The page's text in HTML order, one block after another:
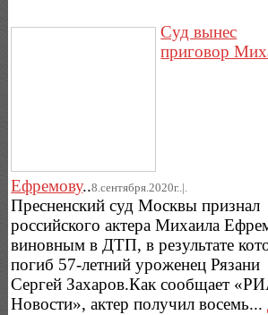
Суд вынес
приговор
Ефремову..8.сентября.2020г..|.
Пресненский суд Москвы признал
российского актера Михаила
виновным в ДТП, в результате
погиб 57-летний уроженец Рязани
Сергей Захаров.Как сообщает
Новости», актер получил восемь...